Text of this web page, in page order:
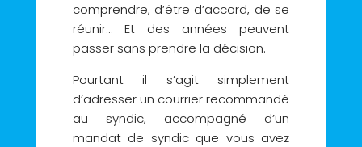
comprendre, d’être d’accord, de se
réunir… Et des années peuvent
passer sans prendre la décision.
Pourtant il s’agit simplement
d’adresser un courrier recommandé
au syndic, accompagné d’un
mandat de syndic que vous avez